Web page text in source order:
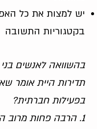
יש למצות את כל
בקטגוריות התשובה
בהשוואה לאנשים בני
תדירות היית אומר
בפעילות חברתית?
1. הרבה פחות מרוב האנשים